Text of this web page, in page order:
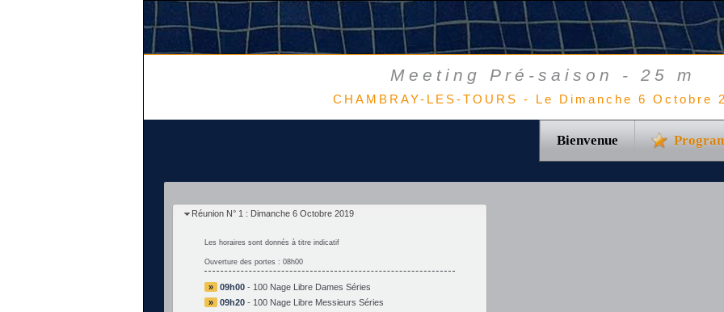
Meeting Pré-saison - 25 m
CHAMBRAY-LES-TOURS - Le Dimanche 6 Octobre
Bienvenue
Réunion N° 1 : Dimanche 6 Octobre 2019
Les horaires sont donnés à titre indicatif
Ouverture des portes : 08h00
» 09h00- 100 Nage Libre Dames Séries
»
09h20- 100 Nage Libre Messieurs Séries